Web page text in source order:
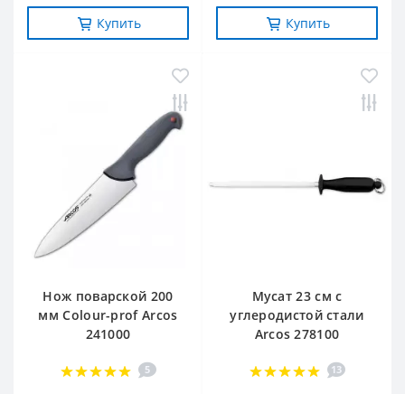
Купить Купить
Нож поварской 200
мм Сolour-prof Arcos
241000
5
Мусат 23 см с
углеродистой стали
Arcos 278100
13